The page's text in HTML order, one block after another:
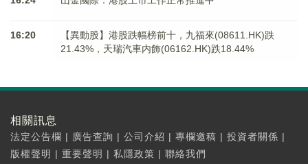
16:20
【異動股】港股跌幅榜前十，九福來(08611.HK)跌
21.43%，天瑞汽車内飾(06162.HK)跌18.44%
相關訊息
法定公告欄 | 廣告查詢 | 公司介紹 | 專欄邀稿 | 投資者關係 |
版權聲明 | 重要聲明 | 私隱政策 | 聯絡我們